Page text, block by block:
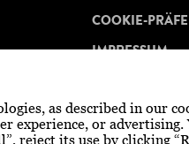
as described in our
experience, or advertising.
reject its use by clicking
COOKIE-
IMPRESSUM